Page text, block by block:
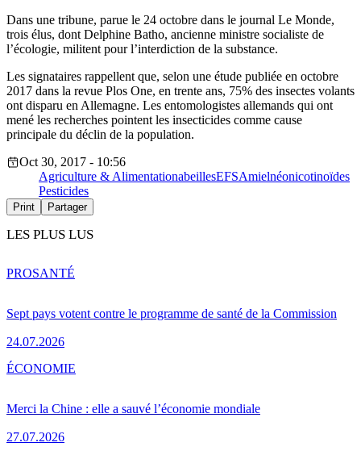
Dans une tribune, parue le 24 octobre dans le journal Le Monde,
trois élus, dont Delphine Batho, ancienne ministre socialiste de
l’écologie, militent pour l’interdiction de la substance.
Les signataires rappellent que, selon une étude publiée en octobre
2017 dans la revue Plos One, en trente ans, 75% des insectes volants
ont disparu en Allemagne. Les entomologistes allemands qui ont
mené les recherches pointent les insecticides comme cause
principale du déclin de la population.
Oct 30, 2017 - 10:56
Agriculture & AlimentationabeillesEFSAmielnéonicotinoïdes
Pesticides
Print Partager
LES PLUS LUS
Sept pays votent contre le programme de santé de la Commission
24.07.2026
PROSANTÉ
Merci la Chine : elle a sauvé l’économie mondiale
27.07.2026
ÉCONOMIE